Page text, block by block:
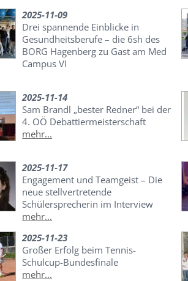
2025-11-09
Drei spannende Einblicke in
Gesundheitsberufe – die 6sh des
BORG Hagenberg zu Gast am Med
Campus VI
2025-11-14
Sam Brandl „bester Redner“ bei der
4. OÖ Debattiermeisterschaft
mehr...
2025-11-17
Engagement und Teamgeist – Die
neue stellvertretende
Schülersprecherin im Interview
mehr...
2025-11-23
Großer Erfolg beim Tennis-
Schulcup-Bundesfinale
mehr...